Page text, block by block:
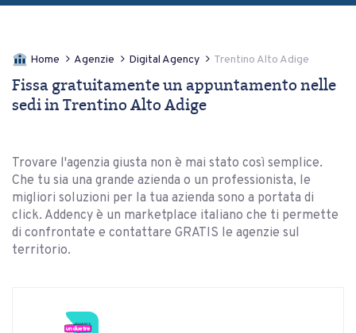
Home Agenzie Digital Agency Trentino Alto Adige
Fissa gratuitamente un appuntamento nelle
sedi in Trentino Alto Adige
Trovare l'agenzia giusta non è mai stato così semplice.
Che tu sia una grande azienda o un professionista, le
migliori soluzioni per la tua azienda sono a portata di
click. Addency è un marketplace italiano che ti permette
di confrontate e contattare GRATIS le agenzie sul
territorio.